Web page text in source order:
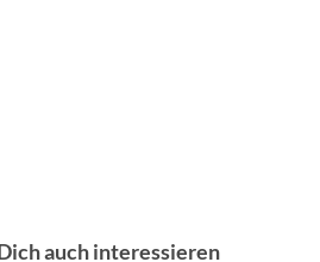
auch interessieren